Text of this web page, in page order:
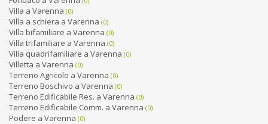
Villa a Varenna (0)
Villa a schiera a Varenna (0)
Villa bifamiliare a Varenna (0)
Villa trifamiliare a Varenna (0)
Villa quadrifamiliare a Varenna (0)
Villetta a Varenna (0)
Terreno Agricolo a Varenna (0)
Terreno Boschivo a Varenna (0)
Terreno Edificabile Res. a Varenna (0)
Terreno Edificabile Comm. a Varenna (0)
Podere a Varenna (0)